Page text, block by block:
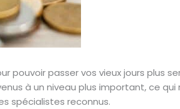
pouvoir passer vos vieux jours plus
à un niveau plus important, ce
spécialistes reconnus.